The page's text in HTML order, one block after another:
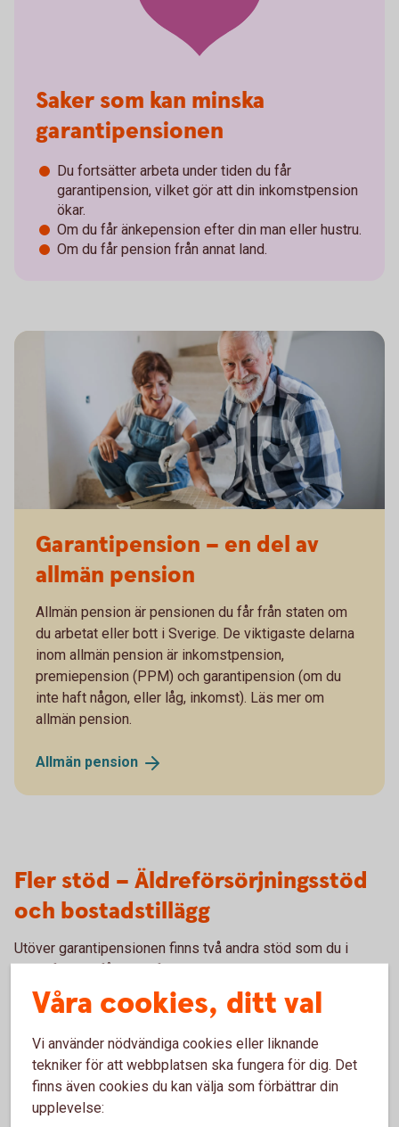
Saker som kan minska
garantipensionen
Du fortsätter arbeta under tiden du får
garantipension, vilket gör att din inkomstpension
ökar.
Om du får änkepension efter din man eller hustru.
Om du får pension från annat land.
Garantipension – en del av
allmän pension
Allmän pension är pensionen du får från staten om
du arbetat eller bott i Sverige. De viktigaste delarna
inom allmän pension är inkomstpension,
premiepension (PPM) och garantipension (om du
inte haft någon, eller låg, inkomst). Läs mer om
allmän pension.
Allmän pension
Fler stöd – Äldreförsörjningsstöd
och bostadstillägg
Utöver garantipensionen finns två andra stöd som du i
vissa fall kan få - äldreförsörjningsstödet och
bostadstillägg.
pension eller ingen pension alls. Det kan vara för att du
endast yrkesarbetat en kortare del av ditt liv och haft låg
lön. Eller för att du kommit till Sverige sent i livet och därför
inte hunnit tjäna in någon inkomstpension, samtidigt som du
Våra cookies, ditt val
Vi använder nödvändiga cookies eller liknande
tekniker för att webbplatsen ska fungera för dig. Det
finns även cookies du kan välja som förbättrar din
upplevelse: